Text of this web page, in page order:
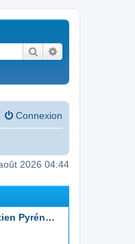
Rechercher
Connexion
2026 04:44
Pyrén…